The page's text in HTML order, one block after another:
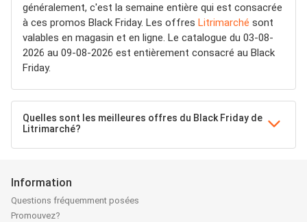
généralement, c'est la semaine entière qui est consacrée
à ces promos Black Friday. Les offres Litrimarché sont
valables en magasin et en ligne. Le catalogue du 03-08-
2026 au 09-08-2026 est entièrement consacré au Black
Friday.
Quelles sont les meilleures offres du Black Friday de
Litrimarché?
Information
Questions fréquemment posées
Promouvez?